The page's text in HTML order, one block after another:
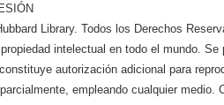
Library. Todos los Derechos
intelectual en todo el mundo.
autorización adicional para
empleando cualquier